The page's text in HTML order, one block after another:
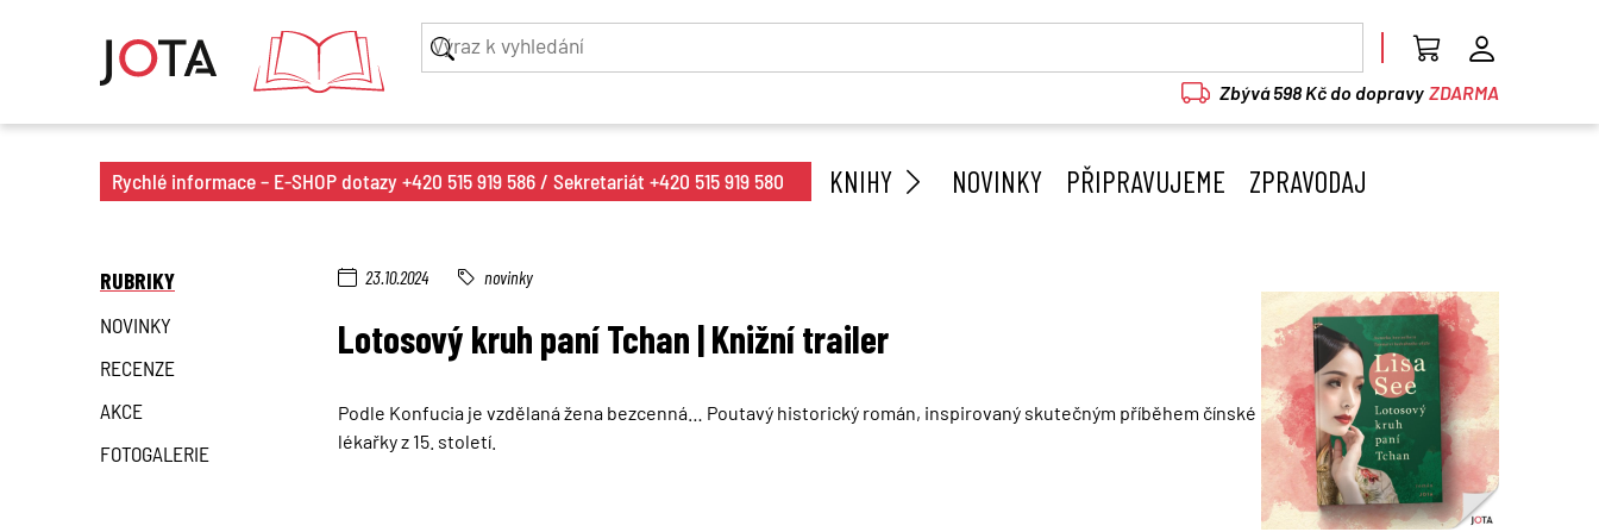
Zbývá 598 Kč do dopravy ZDARMA
Rychlé informace – E-SHOP dotazy +420 515 919 586 / Sekretariát +420 515 919 580 KNIHY NOVINKY PŘIPRAVUJEME ZPRAVODAJ
RUBRIKY
NOVINKY
RECENZE
AKCE
FOTOGALERIE
23.10.2024 novinky
Lotosový kruh paní Tchan | Knižní trailer
Podle Konfucia je vzdělaná žena bezcenná… Poutavý historický román, inspirovaný skutečným příběhem čínské
lékařky z 15. století.